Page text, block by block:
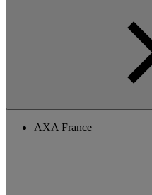
AXA France